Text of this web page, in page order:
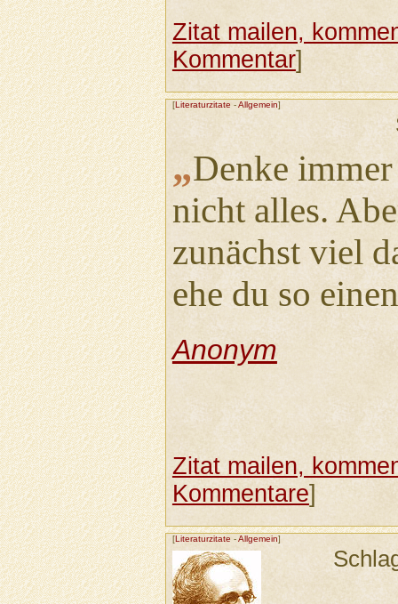
Zitat mailen,
Kommentar]
[Literaturzitate -Allgemein]
„Denke
nicht alles.
zunächst viel
ehe du so
Anonym
Zitat mailen,
Kommentare]
[Literaturzitate -Allgemein]